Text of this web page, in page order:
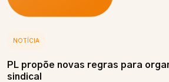
NOTÍCIA
PL propõe novas regras para
sindical